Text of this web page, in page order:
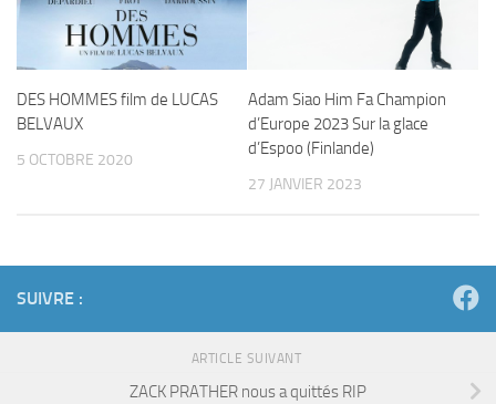
DES HOMMES film de LUCAS
BELVAUX
5 OCTOBRE 2020
Adam Siao Him Fa Champion
d’Europe 2023 Sur la glace
d’Espoo (Finlande)
27 JANVIER 2023
SUIVRE :
ARTICLE SUIVANT
ZACK PRATHER nous a quittés RIP